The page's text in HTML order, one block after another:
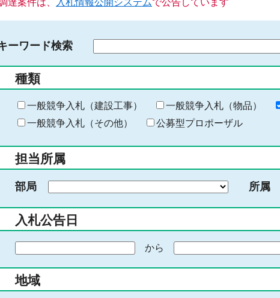
達案件は、 入札情報公開システムで公告しています
ーワード検索
る
キ
ー
ー
入
力
種類
一般競争入札（建設工事） 一般競争入札（物品）
一般競争入札（その他）
公募型プロポーザル
担当所属
部局 所属
入札公告日
の
始
から
終
地域